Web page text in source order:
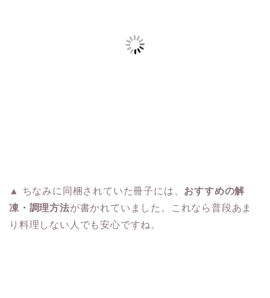
▲ ちなみに同梱されていた冊子には、 おすすめの解
凍・調理方法が書かれていました。これなら普段あま
り料理しない人でも安心ですね。